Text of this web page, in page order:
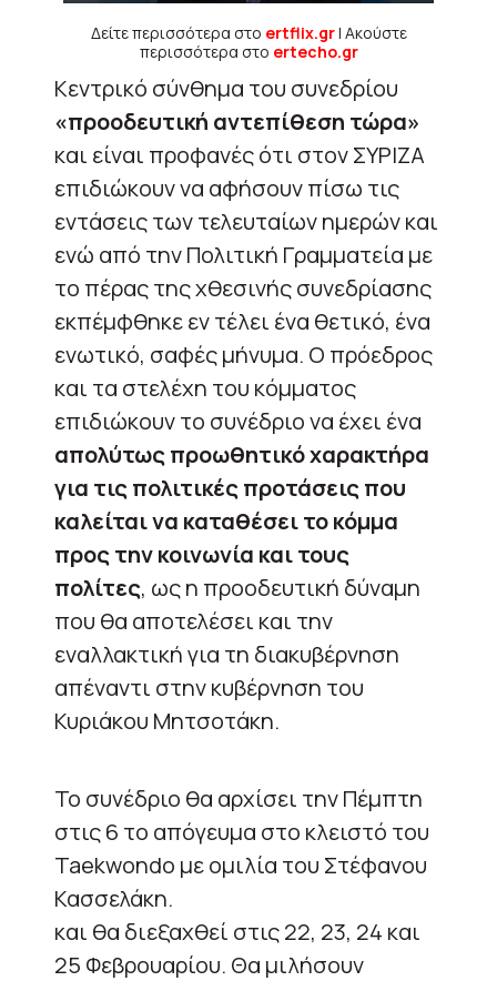
Δείτε περισσότερα στο ertflix.gr| Ακούστε
περισσότερα στο ertecho.gr
Κεντρικό σύνθημα του συνεδρίου
«προοδευτική αντεπίθεση τώρα»
και είναι προφανές ότι στον ΣΥΡΙΖΑ
επιδιώκουν να αφήσουν πίσω τις
εντάσεις των τελευταίων ημερών και
ενώ από την Πολιτική Γραμματεία με
το πέρας της χθεσινής συνεδρίασης
εκπέμφθηκε εν τέλει ένα θετικό, ένα
ενωτικό, σαφές μήνυμα. Ο πρόεδρος
και τα στελέχη του κόμματος
επιδιώκουν το συνέδριο να έχει ένα
απολύτως προωθητικό χαρακτήρα
για τις πολιτικές προτάσεις που
καλείται να καταθέσει το κόμμα
προς την κοινωνία και τους
πολίτες, ως η προοδευτική δύναμη
που θα αποτελέσει και την
εναλλακτική για τη διακυβέρνηση
απέναντι στην κυβέρνηση του
Κυριάκου Μητσοτάκη.
Το συνέδριο θα αρχίσει την Πέμπτη
στις 6 το απόγευμα στο κλειστό του
Taekwondo με ομιλία του Στέφανου
Κασσελάκη.
και θα διεξαχθεί στις 22, 23, 24 και
25 Φεβρουαρίου. Θα μιλήσουν